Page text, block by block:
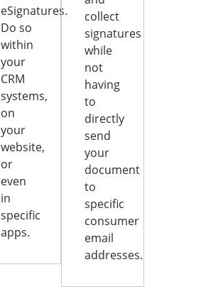
eSignatures.
Do so
within
your
CRM
systems,
on
your
website,
or
even
in
specific
apps.
collect
signatures
while
not
having
to
directly
send
your
document
to
specific
consumer
email
addresses.